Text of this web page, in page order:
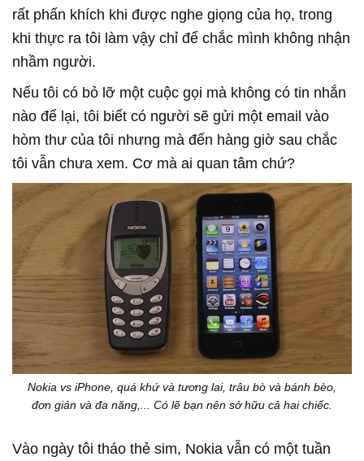
rất phấn khích khi được nghe giọng của họ, trong
khi thực ra tôi làm vậy chỉ để chắc mình không nhận
nhầm người.
Nếu tôi có bỏ lỡ một cuộc gọi mà không có tin nhắn
nào để lại, tôi biết có người sẽ gửi một email vào
hòm thư của tôi nhưng mà đến hàng giờ sau chắc
tôi vẫn chưa xem. Cơ mà ai quan tâm chứ?
Nokia vs iPhone, quá khứ và tương lai, trâu bò và bánh bèo,
đơn giản và đa năng,... Có lẽ bạn nên sở hữu cả hai chiếc.
Vào ngày tôi tháo thẻ sim, Nokia vẫn có một tuần